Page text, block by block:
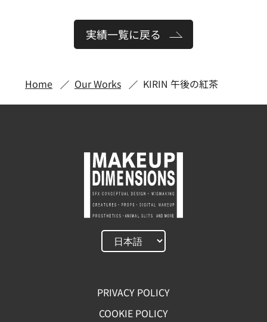
実績一覧に戻る
Home Our Works KIRIN 午後の紅茶
PRIVACY POLICY
COOKIE POLICY